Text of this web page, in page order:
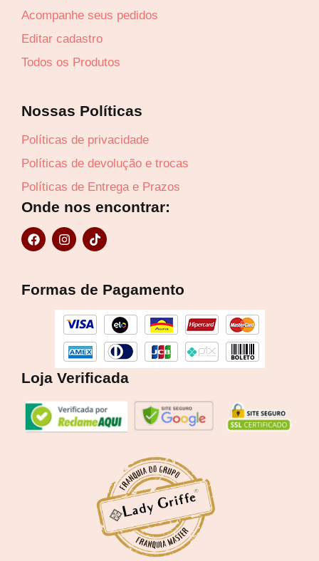
Revenda por
R$96,99
Compre por
R$55,28
6x de R$9,21sem juros
Acompanhe seus pedidos
Editar cadastro
Todos os Produtos
Nossas Políticas
Políticas de privacidade
Políticas de devolução e trocas
Políticas de Entrega e Prazos
Onde nos encontrar:
F
a
o
I
n
g
a
m
T
i
k
Formas de Pagamento
Loja Verificada